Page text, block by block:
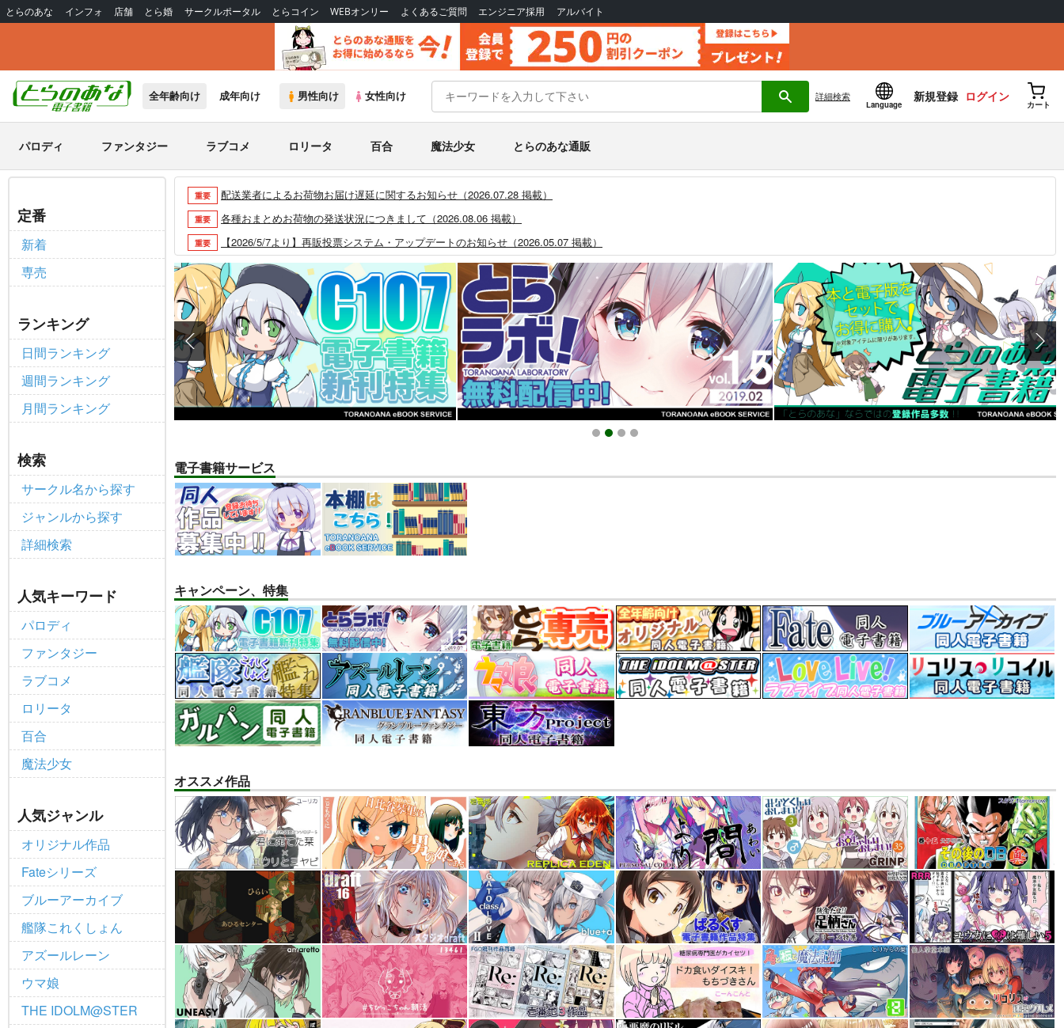
とらのあな インフォ 店舗 とら婚 サークルポータル とらコイン WEBオンリー よくあるご質問 エンジニア採用 アルバイト
全年齢向け 成年向け 男性向け 女性向け 詳細検索
Language
新規登録 ログイン
カート
パロディ ファンタジー ラブコメ ロリータ 百合 魔法少女 とらのあな通販
定番
新着
専売
ランキング
日間ランキング
週間ランキング
月間ランキング
検索
サークル名から探す
ジャンルから探す
詳細検索
人気キーワード
パロディ
ファンタジー
ラブコメ
ロリータ
百合
魔法少女
人気ジャンル
オリジナル作品
Fateシリーズ
ブルーアーカイブ
艦隊これくしょん
アズールレーン
ウマ娘
THE IDOLM@STER
重要 配送業者によるお荷物お届け遅延に関するお知らせ（2026.07.28 掲載）
重要 各種おまとめお荷物の発送状況につきまして（2026.08.06 掲載）
重要 【2026/5/7より】再販投票システム・アップデートのお知らせ（2026.05.07 掲載）
重要 【2026/4/1より】とらのあなプレミアム、新支払い方法＆新プラン導入のお知らせ（2026.03.09 掲載）
重要 おまとめサイクル「定期便(月2)」一般会員様の利用再開のお知らせ（2026.02.05 掲載）
重要 「とらのあな×駿河屋日本橋乙女同人誌館」通販店頭受取サービス開始のお知らせ（2026.01.05 更新｜2025.12.30 掲載）
重要 【2025/12/1より】「通販ポイント⇒とらコイン変換キャンペーン」終了のお知らせ（2025.11.21 掲載）
重要 個人情報保護方針の改定について（2025.09.19 更新｜2025.08.01 掲載）
重要 ポイント付与・管理体制改定のお知らせ（2024.11.20 掲載）
全てのお知らせを見る
1 2 3 4
電子書籍サービス
キャンペーン、特集
オススメ作品